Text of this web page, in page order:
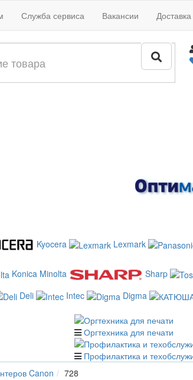
Служба сервиса Вакансии
Kyocera Lexmark
Konica Minolta Sharp
Deli Intec Digma
Оргтехника для печати
Профилактика и
Canon 728